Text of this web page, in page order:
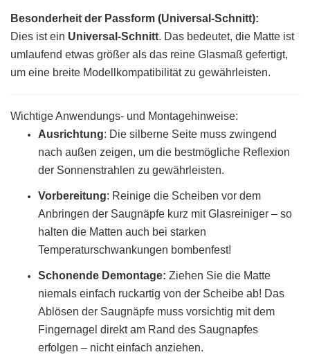
Besonderheit der Passform (Universal-Schnitt):
Dies ist ein Universal-Schnitt. Das bedeutet, die Matte ist
umlaufend etwas größer als das reine Glasmaß gefertigt,
um eine breite Modellkompatibilität zu gewährleisten.
Wichtige Anwendungs- und Montagehinweise:
Ausrichtung: Die silberne Seite muss zwingend
nach außen zeigen, um die bestmögliche Reflexion
der Sonnenstrahlen zu gewährleisten.
Vorbereitung: Reinige die Scheiben vor dem
Anbringen der Saugnäpfe kurz mit Glasreiniger – so
halten die Matten auch bei starken
Temperaturschwankungen bombenfest!
Schonende Demontage: Ziehen Sie die Matte
niemals einfach ruckartig von der Scheibe ab! Das
Ablösen der Saugnäpfe muss vorsichtig mit dem
Fingernagel direkt am Rand des Saugnapfes
erfolgen – nicht einfach anziehen.